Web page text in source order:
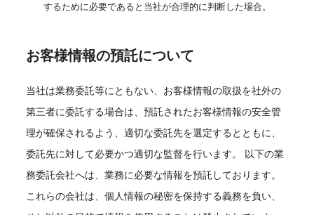
するために必要であると当社が合理的に判断した場合。
お客様情報の預託について
当社は業務委託等にともない、お客様情報の取扱を社外の
第三者に委託する場合は、預託されたお客様情報の安全管
理が確保されるよう、適切な委託先を選定するとともに、
委託先に対して必要かつ適切な監督を行います。 以下の業
務委託会社へは、業務に必要な情報を預託しております。
これらの会社は、個人情報の秘密を保持する義務を負い、